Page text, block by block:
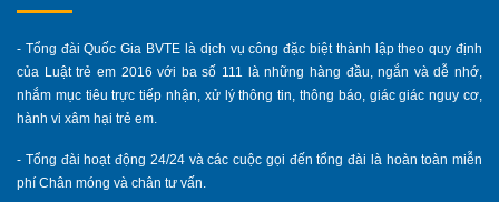
- Tổng đài Quốc Gia BVTE là dịch vụ công đặc biệt thành lập theo quy định
của Luật trẻ em 2016 với ba số 111 là những hàng đầu, ngắn và dễ nhớ,
nhắm mục tiêu trực tiếp nhận, xử lý thông tin, thông báo, giác giác nguy cơ,
hành vi xâm hại trẻ em.
- Tổng đài hoạt động 24/24 và các cuộc gọi đến tổng đài là hoàn toàn miễn
phí Chân móng và chân tư vấn.